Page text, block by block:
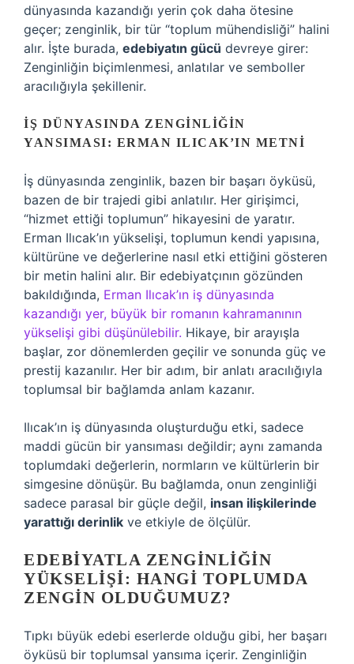
dünyasında kazandığı yerin çok daha ötesine
geçer; zenginlik, bir tür “toplum mühendisliği” halini
alır. İşte burada, edebiyatın gücü devreye girer:
Zenginliğin biçimlenmesi, anlatılar ve semboller
aracılığıyla şekillenir.
İŞ DÜNYASINDA ZENGINLIĞIN
YANSIMASI: ERMAN ILICAK’IN METNI
İş dünyasında zenginlik, bazen bir başarı öyküsü,
bazen de bir trajedi gibi anlatılır. Her girişimci,
“hizmet ettiği toplumun” hikayesini de yaratır.
Erman Ilıcak’ın yükselişi, toplumun kendi yapısına,
kültürüne ve değerlerine nasıl etki ettiğini gösteren
bir metin halini alır. Bir edebiyatçının gözünden
bakıldığında, Erman Ilıcak’ın iş dünyasında
kazandığı yer, büyük bir romanın kahramanının
yükselişi gibi düşünülebilir. Hikaye, bir arayışla
başlar, zor dönemlerden geçilir ve sonunda güç ve
prestij kazanılır. Her bir adım, bir anlatı aracılığıyla
toplumsal bir bağlamda anlam kazanır.
Ilıcak’ın iş dünyasında oluşturduğu etki, sadece
maddi gücün bir yansıması değildir; aynı zamanda
toplumdaki değerlerin, normların ve kültürlerin bir
simgesine dönüşür. Bu bağlamda, onun zenginliği
sadece parasal bir güçle değil, insan ilişkilerinde
yarattığı derinlik ve etkiyle de ölçülür.
EDEBIYATLA ZENGINLIĞIN
YÜKSELIŞI: HANGI TOPLUMDA
ZENGIN OLDUĞUMUZ?
Tıpkı büyük edebi eserlerde olduğu gibi, her başarı
öyküsü bir toplumsal yansıma içerir. Zenginliğin